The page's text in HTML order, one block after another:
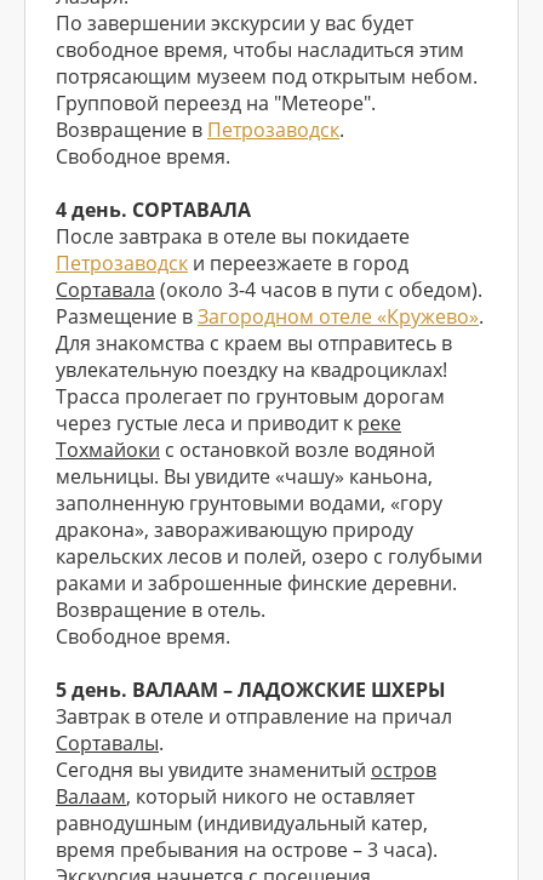
По завершении экскурсии у вас будет
свободное время, чтобы насладиться этим
потрясающим музеем под открытым небом.
Групповой переезд на "Метеоре".
Возвращение в Петрозаводск.
Свободное время.
4 день. СОРТАВАЛА
После завтрака в отеле вы покидаете
Петрозаводск и переезжаете в город
Сортавала (около 3-4 часов в пути с обедом).
Размещение вЗагородном отеле «Кружево».
Для знакомства с краем вы отправитесь в
увлекательную поездку на квадроциклах!
Трасса пролегает по грунтовым дорогам
через густые леса и приводит к реке
Тохмайоки с остановкой возле водяной
мельницы. Вы увидите «чашу» каньона,
заполненную грунтовыми водами, «гору
дракона», завораживающую природу
карельских лесов и полей, озеро с голубыми
раками и заброшенные финские деревни.
Возвращение в отель.
Свободное время.
5 день. ВАЛААМ – ЛАДОЖСКИЕ ШХЕРЫ
Завтрак в отеле и отправление на причал
Сортавалы.
Сегодня вы увидите знаменитый остров
Валаам, который никого не оставляет
равнодушным (индивидуальный катер,
время пребывания на острове – 3 часа).